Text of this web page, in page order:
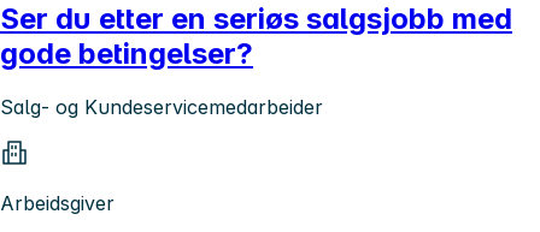
Ser du etter en seriøs salgsjobb med
gode betingelser?
Salg- og Kundeservicemedarbeider
Arbeidsgiver